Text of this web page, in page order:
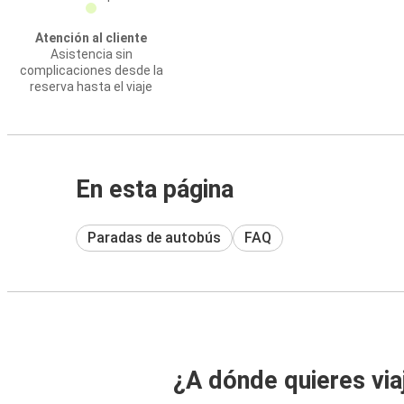
Atención al cliente
Asistencia sin
complicaciones desde la
reserva hasta el viaje
En esta página
Paradas de autobús FAQ
¿A dónde quieres